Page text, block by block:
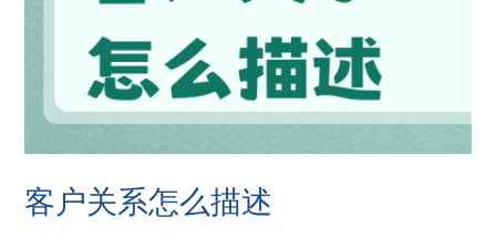
客户关系怎么描述